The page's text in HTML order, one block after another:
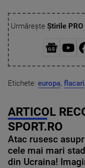
Urmărește Știrile PRO
Etichete: europa, flacari
ARTICOL
SPORT.RO
Atac rusesc
cele mai mari
din Ucraina!